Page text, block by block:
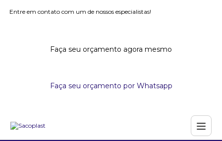
Entre em contato com um de nossos especialistas!
Faça seu orçamento agora mesmo
Faça seu orçamento por Whatsapp